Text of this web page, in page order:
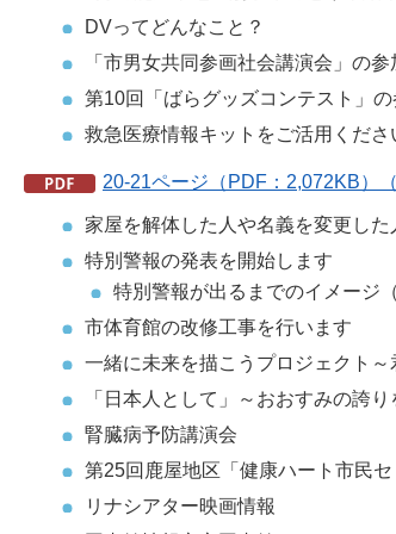
DVってどんなこと？
「市男女共同参画社会講演会」の
第10回「ばらグッズコンテスト」
救急医療情報キットをご活用くださ
20-21ページ（PDF：2,072KB）
家屋を解体した人や名義を変更し
特別警報の発表を開始します
特別警報が出るまでのイメージ
市体育館の改修工事を行います
一緒に未来を描こうプロジェクト
「日本人として」～おおすみの誇り
腎臓病予防講演会
第25回鹿屋地区「健康ハート市民セ
リナシアター映画情報